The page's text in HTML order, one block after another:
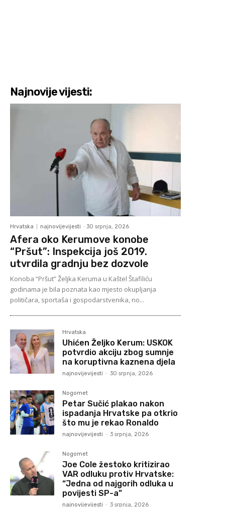
Najnovije vijesti:
Hrvatska najnovijevijesti - 30 srpnja, 2026
Afera oko Kerumove konobe
“Pršut”: Inspekcija još 2019.
utvrdila gradnju bez dozvole
Konoba “Pršut” Željka Keruma u Kaštel Štafiliću
godinama je bila poznata kao mjesto okupljanja
političara, sportaša i gospodarstvenika, no...
Hrvatska
Uhićen Željko Kerum: USKOK
potvrdio akciju zbog sumnje
na koruptivna kaznena djela
najnovijevijesti - 30 srpnja, 2026
Nogomet
Petar Sučić plakao nakon
ispadanja Hrvatske pa otkrio
što mu je rekao Ronaldo
najnovijevijesti - 3 srpnja, 2026
Nogomet
Joe Cole žestoko kritizirao
VAR odluku protiv Hrvatske:
“Jedna od najgorih odluka u
povijesti SP-a”
najnovijevijesti - 3 srpnja, 2026